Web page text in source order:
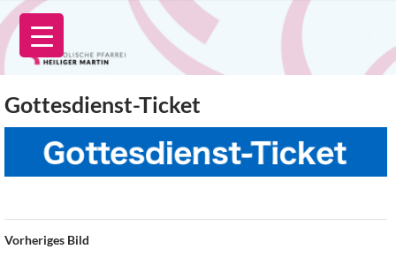
Zum
Inhalt
springen
Gottesdienst-Ticket
Vorheriges Bild